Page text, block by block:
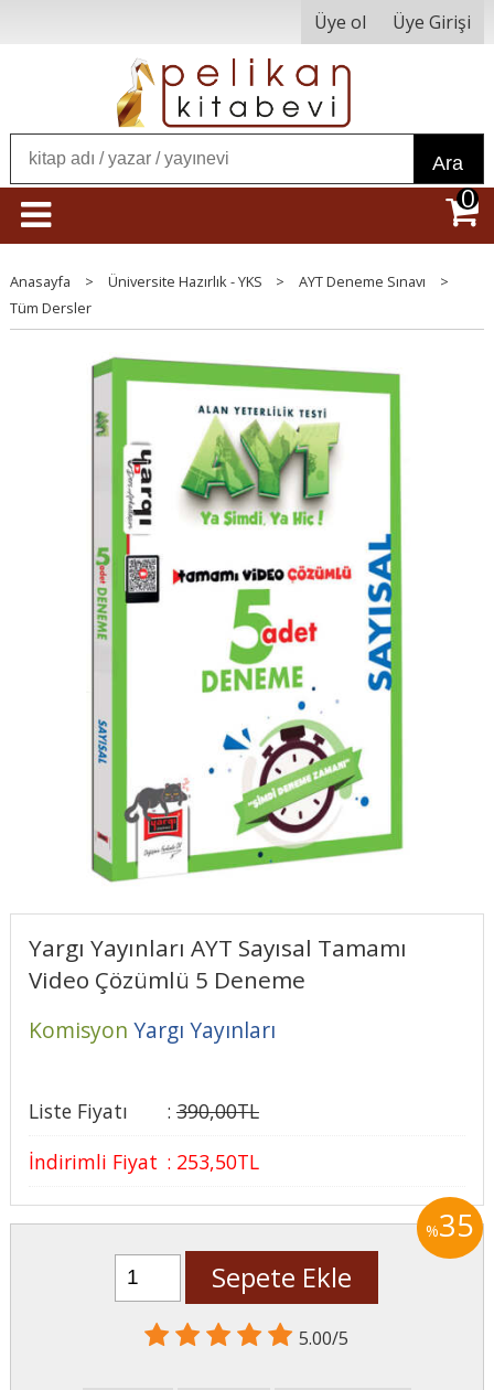
Üye ol Üye Girişi
Ara
0
Anasayfa > Üniversite Hazırlık - YKS > AYT Deneme Sınavı
>
Tüm Dersler
Yargı Yayınları AYT Sayısal Tamamı
Video Çözümlü 5 Deneme
Komisyon Yargı Yayınları
Liste Fiyatı : 390,00TL
İndirimli Fiyat : 253,50TL
%35
Sepete Ekle
5.00/5